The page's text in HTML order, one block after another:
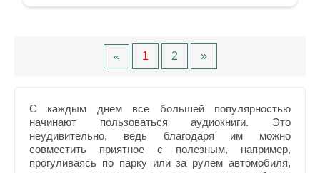
« 1 2 »
С каждым днем все большей популярностью
начинают пользоваться аудиокниги. Это
неудивительно, ведь благодаря им можно
совместить приятное с полезным, например,
прогуливаясь по парку или за рулем автомобиля,